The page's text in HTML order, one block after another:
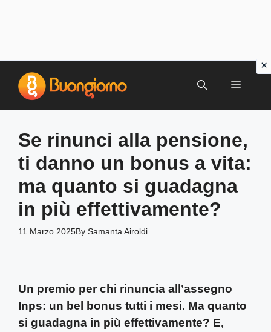
contenuto
MENU
Se rinunci alla pensione,
ti danno un bonus a vita:
ma quanto si guadagna
in più effettivamente?
11 Marzo 2025By Samanta Airoldi
Un premio per chi rinuncia all’assegno
Inps: un bel bonus tutti i mesi. Ma quanto
si guadagna in più effettivamente? E,